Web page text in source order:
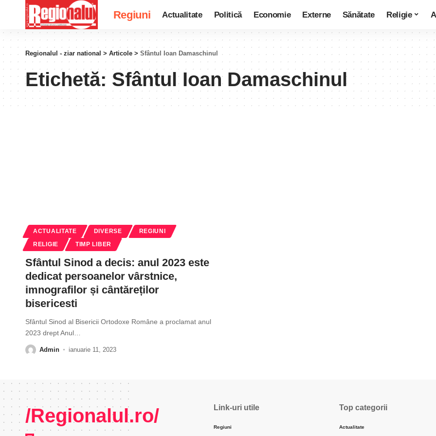
Regiuni Actualitate Politică Economie Externe Sănătate Religie
Regionalul - ziar national > Articole > Sfântul Ioan Damaschinul
Etichetă: Sfântul Ioan Damaschinul
ACTUALITATE DIVERSE REGIUNI
RELIGIE TIMP LIBER
Sfântul Sinod a decis: anul 2023 este
dedicat persoanelor vârstnice,
imnografilor și cântăreților
bisericesti
Sfântul Sinod al Bisericii Ortodoxe Române a proclamat anul
2023 drept Anul
Admin ianuarie 11, 2023
/Regionalul.ro/ Link-uri utile
Regiuni
Top categorii
Actualitate